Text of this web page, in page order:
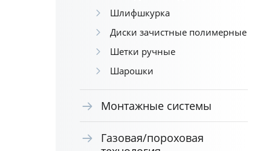
Шлифшкурка
Диски зачистные полимерные
Шетки ручные
Шарошки
Монтажные системы
Газовая/пороховая